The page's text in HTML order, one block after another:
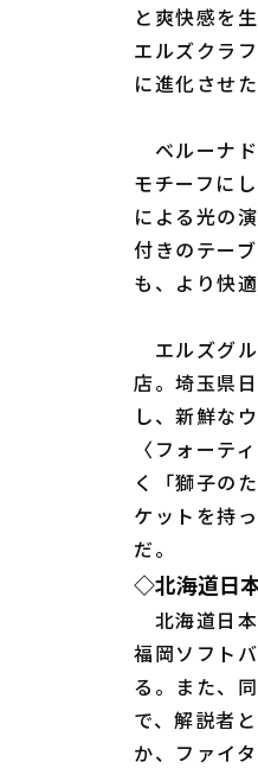
と爽快感を
エルズクラ
に進化させ
ベルーナ
モチーフに
による光の
付きのテー
も、より快
エルズグ
店。埼玉県
し、新鮮な
〈フォーテ
く「獅子の
ケットを持
だ。
◇北海道日
北海道日
福岡ソフト
る。また、
で、解説者
か、ファイ